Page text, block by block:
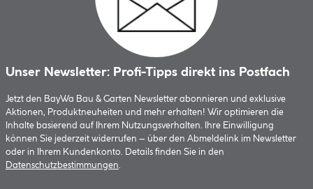
Unser Newsletter: Profi-Tipps direkt ins Postfach
Jetzt den BayWa Bau & Garten Newsletter abonnieren und exklusive
Aktionen, Produktneuheiten und mehr erhalten! Wir optimieren die
Inhalte basierend auf Ihrem Nutzungsverhalten. Ihre Einwilligung
können Sie jederzeit widerrufen – über den Abmeldelink im Newsletter
oder in Ihrem Kundenkonto. Details finden Sie in den
Datenschutzbestimmungen.